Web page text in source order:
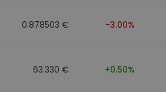
0.878503 € -3.00%
63.330 € +0.50%